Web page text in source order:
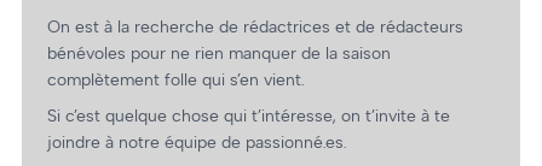
On est à la recherche de rédactrices et de rédacteurs
bénévoles pour ne rien manquer de la saison
complètement folle qui s’en vient.
Si c’est quelque chose qui t’intéresse, on t’invite à te
joindre à notre équipe de passionné.es.